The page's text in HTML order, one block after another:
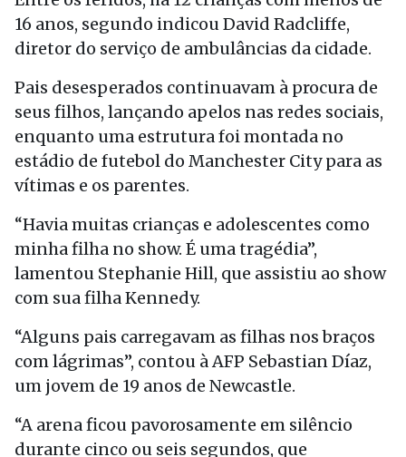
16 anos, segundo indicou David Radcliffe,
diretor do serviço de ambulâncias da cidade.
Pais desesperados continuavam à procura de
seus filhos, lançando apelos nas redes sociais,
enquanto uma estrutura foi montada no
estádio de futebol do Manchester City para as
vítimas e os parentes.
“Havia muitas crianças e adolescentes como
minha filha no show. É uma tragédia”,
lamentou Stephanie Hill, que assistiu ao show
com sua filha Kennedy.
“Alguns pais carregavam as filhas nos braços
com lágrimas”, contou à AFP Sebastian Díaz,
um jovem de 19 anos de Newcastle.
“A arena ficou pavorosamente em silêncio
durante cinco ou seis segundos, que